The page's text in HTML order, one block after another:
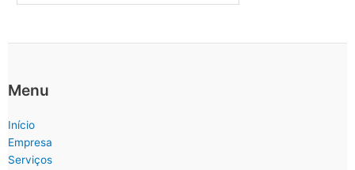
Menu
Início
Empresa
Serviços